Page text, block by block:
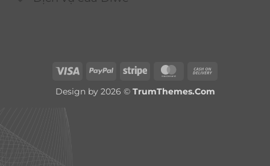
Visa PayPal Stripe MasterCard
Delivery
Design by 2026 © TrumThemes.Com